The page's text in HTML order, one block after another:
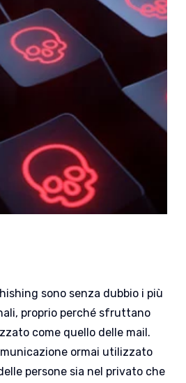
sono senza dubbio i più
proprio perché sfruttano
come quello delle mail.
ormai utilizzato
persone sia nel privato che